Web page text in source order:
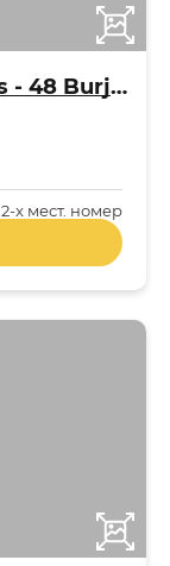
Dream Inn Dubai Apartments - 48 Burj Gate
2-x мест. номер